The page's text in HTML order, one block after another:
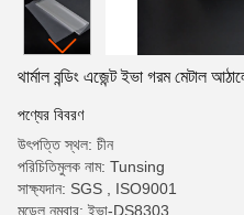
থার্মাল বন্ডিং এজেন্ট ইভা গরম মেটাল
পণ্যের বিবরণ
উৎপত্তি স্থল: চীন
পরিচিতিমুলক নাম: Tunsing
সাক্ষ্যদান: SGS , ISO9001
মডেল নম্বার: ইভা-DS8303